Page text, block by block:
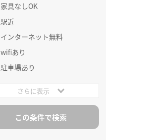
家具なしOK
駅近
インターネット無料
wifiあり
駐車場あり
さらに表示